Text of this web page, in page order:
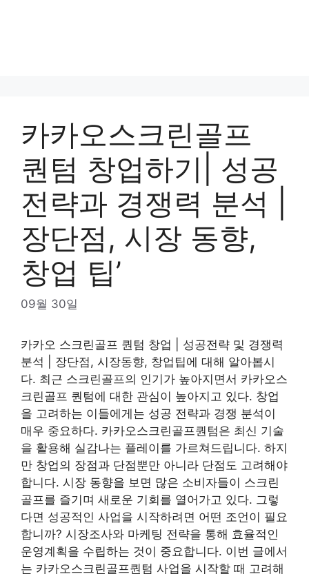
카카오스크린골프
퀀텀 창업하기| 성공
전략과 경쟁력 분석 |
장단점, 시장 동향,
창업 팁’
09월 30일
카카오 스크린골프 퀀텀 창업 | 성공전략 및 경쟁력
분석 | 장단점, 시장동향, 창업팁에 대해 알아봅시
다. 최근 스크린골프의 인기가 높아지면서 카카오스
크린골프 퀀텀에 대한 관심이 높아지고 있다. 창업
을 고려하는 이들에게는 성공 전략과 경쟁 분석이
매우 중요하다. 카카오스크린골프퀀텀은 최신 기술
을 활용해 실감나는 플레이를 가르쳐드립니다. 하지
만 창업의 장점과 단점뿐만 아니라 단점도 고려해야
합니다. 시장 동향을 보면 많은 소비자들이 스크린
골프를 즐기며 새로운 기회를 열어가고 있다. 그렇
다면 성공적인 사업을 시작하려면 어떤 조언이 필요
합니까? 시장조사와 마케팅 전략을 통해 효율적인
운영계획을 수립하는 것이 중요합니다. 이번 글에서
는 카카오스크린골프퀀텀 사업을 시작할 때 고려해